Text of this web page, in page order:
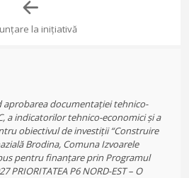
la inițiativă
aprobarea documentației tehnico-
a indicatorilor tehnico-economici și a
obiectivul de investiții “Construire
Brodina, Comuna Izvoarele
pentru finanțare prin Programul
PRIORITATEA P6 NORD-EST – O